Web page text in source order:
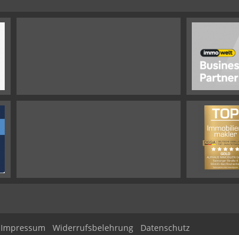
Impressum Widerrufsbelehrung Datenschutz